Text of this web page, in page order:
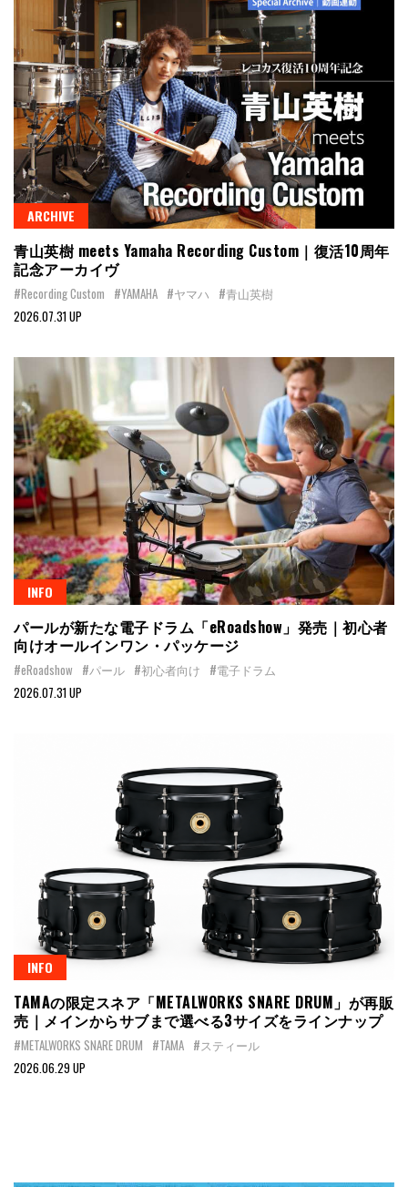
ARCHIVE
青山英樹 meets Yamaha Recording Custom｜復活10周年
記念アーカイヴ
#Recording Custom #YAMAHA #ヤマハ #青山英樹
2026.07.31 UP
INFO
パールが新たな電子ドラム「eRoadshow」発売｜初心者
向けオールインワン・パッケージ
#eRoadshow #パール #初心者向け #電子ドラム
2026.07.31 UP
INFO
TAMAの限定スネア「METALWORKS SNARE DRUM」が再販
売｜メインからサブまで選べる3サイズをラインナップ
#METALWORKS SNARE DRUM #TAMA #スティール
2026.06.29 UP